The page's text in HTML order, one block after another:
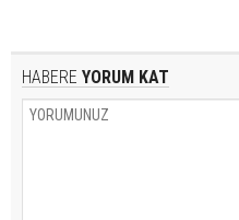
HABERE YORUM KAT